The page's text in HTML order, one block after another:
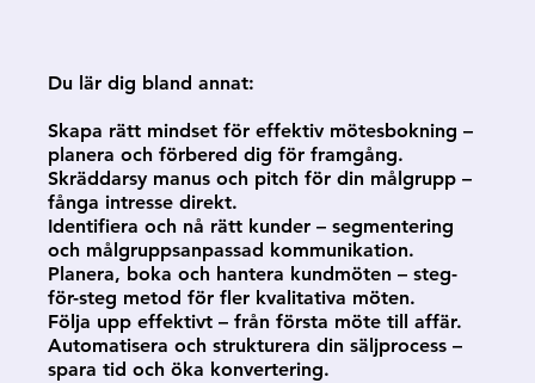
Du lär dig bland annat:
Skapa rätt mindset för effektiv mötesbokning –
planera och förbered dig för framgång.
Skräddarsy manus och pitch för din målgrupp –
fånga intresse direkt.
Identifiera och nå rätt kunder – segmentering
och målgruppsanpassad kommunikation.
Planera, boka och hantera kundmöten – steg-
för-steg metod för fler kvalitativa möten.
Följa upp effektivt – från första möte till affär.
Automatisera och strukturera din säljprocess –
spara tid och öka konvertering.